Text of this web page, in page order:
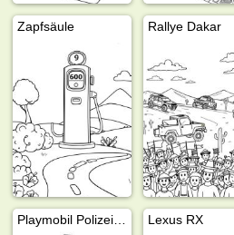
Zapfsäule Rallye Dakar
Lexus RX